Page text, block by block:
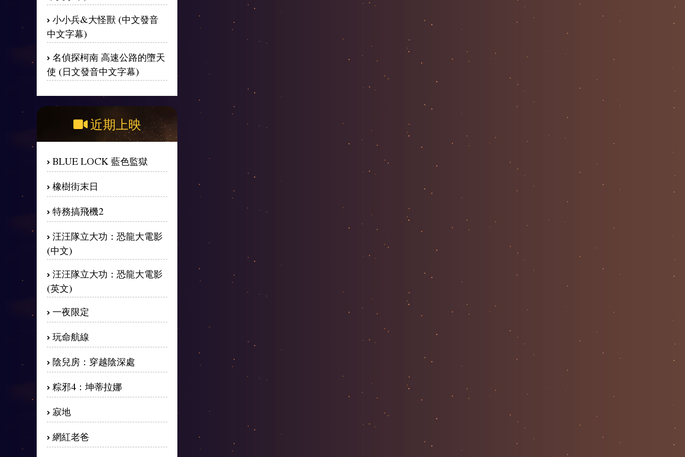
小小兵&大怪獸 (中文發音
中文字幕)
名偵探柯南 高速公路的墮天
使 (日文發音中文字幕)
近期上映
BLUE LOCK 藍色監獄
橡樹街末日
特務搞飛機2
汪汪隊立大功：恐龍大電影
(中文)
汪汪隊立大功：恐龍大電影
(英文)
一夜限定
玩命航線
陰兒房：穿越陰深處
粽邪4：坤蒂拉娜
寂地
網紅老爸